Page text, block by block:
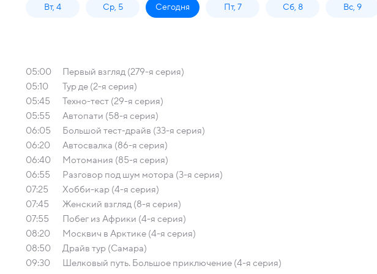
Вт, 4 Ср, 5 Сегодня Пт, 7 Сб, 8 Вс, 9
05:00
Первый взгляд (279-я серия)
05:10
Тур де (2-я серия)
05:45
Техно-тест (29-я серия)
05:55
Автопати (58-я серия)
06:05
Большой тест-драйв (33-я серия)
06:20
Автосвалка (86-я серия)
06:40
Мотомания (85-я серия)
06:55
Разговор под шум мотора (3-я серия)
07:25
Хобби-кар (4-я серия)
07:45
Женский взгляд (8-я серия)
07:55
Побег из Африки (4-я серия)
08:20
Москвич в Арктике (4-я серия)
08:50
Драйв тур (Самара)
09:30
Шелковый путь. Большое приключение (4-я серия)